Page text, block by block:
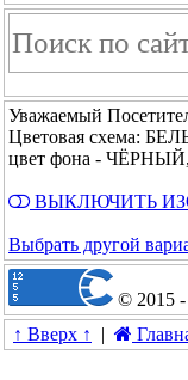
Уважаемый
Цветовая схема:
цвет фона -
ВЫКЛЮЧИТЬ
Выбрать другой
© 2015 -
↑ Вверх ↑
|